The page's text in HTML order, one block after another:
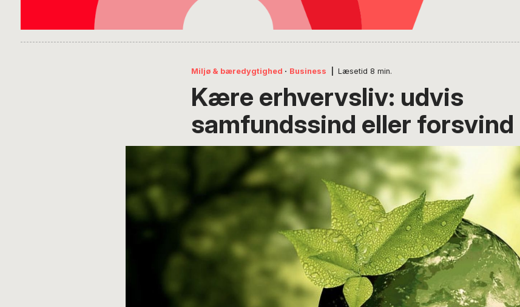
Miljø & bæredygtighed · Business Læsetid 8 min.
Kære erhvervsliv: udvis
samfundssind eller forsvind